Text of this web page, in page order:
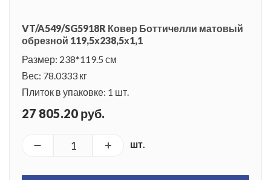
VT/A549/SG5918R Ковер Боттичелли матовый
обрезной 119,5х238,5х1,1
Размер: 238*119.5 см
Вес: 78.0333 кг
Плиток в упаковке: 1 шт.
27 805.20 руб.
шт.